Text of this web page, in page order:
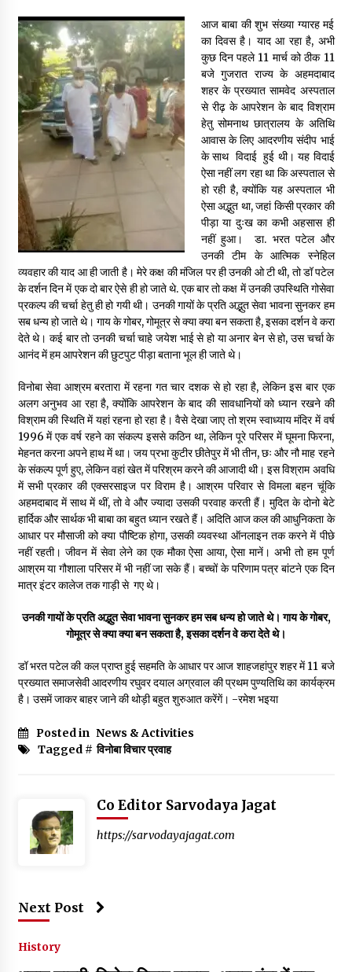
इतिहास बदलने के प्रयास का विरोध करना होगा
3 years ago
चाइनीज मस्ट गो
3 years ago
गांधी के रास्ते ही वैश्विक समस्याओं का समाधान सम्भव
3 years ago
पीवी राजगोपाल को जापान का निवानो शांति पुरस्कार
3 years ago
कैसे बचायें बच्चों का मन?
3 years ago
राष्ट्रीय आन्दोलन में भाषाओं की भूमिका पर एक जरूरी दस्तावेज
3 years ago
यह समझना ज़्यादा ज़रूरी कि किसको सत्ता में नहीं आना चाहिए
3 years ago
कुमार प्रशांत को मातृशोक
3 years ago
आज बाबा की शुभ संख्या ग्यारह मई
का दिवस है। याद आ रहा है, अभी
कुछ दिन पहले 11 मार्च को ठीक 11
बजे गुजरात राज्य के अहमदाबाद
शहर के प्रख्यात सामवेद अस्पताल
से रीढ़ के आपरेशन के बाद विश्राम
हेतु सोमनाथ छात्रालय के अतिथि
आवास के लिए आदरणीय संदीप भाई
के साथ विदाई हुई थी। यह विदाई
ऐसा नहीं लग रहा था कि अस्पताल से
हो रही है, क्योंकि यह अस्पताल भी
ऐसा अद्भुत था, जहां किसी प्रकार की
पीड़ा या दुःख का कभी अहसास ही
नहीं हुआ। डा. भरत पटेल और
उनकी टीम के आत्मिक स्नेहिल
व्यवहार की याद आ ही जाती है। मेरे कक्ष की मंजिल पर ही उनकी ओ टी थी, तो डॉ पटेल
के दर्शन दिन में एक दो बार ऐसे ही हो जाते थे. एक बार तो कक्ष में उनकी उपस्थिति गोसेवा
प्रकल्प की चर्चा हेतु ही हो गयी थी। उनकी गायों के प्रति अद्भुत सेवा भावना सुनकर हम
सब धन्य हो जाते थे। गाय के गोबर, गोमूत्र से क्या क्या बन सकता है, इसका दर्शन वे करा
देते थे। कई बार तो उनकी चर्चा चाहे जयेश भाई से हो या अनार बेन से हो, उस चर्चा के
आनंद में हम आपरेशन की छुटपुट पीड़ा बताना भूल ही जाते थे।
विनोबा सेवा आश्रम बरतारा में रहना गत चार दशक से हो रहा है, लेकिन इस बार एक
अलग अनुभव आ रहा है, क्योंकि आपरेशन के बाद की सावधानियों को ध्यान रखने की
विश्राम की स्थिति में यहां रहना हो रहा है। वैसे देखा जाए तो श्रम स्वाध्याय मंदिर में वर्ष
1996 में एक वर्ष रहने का संकल्प इससे कठिन था, लेकिन पूरे परिसर में घूमना फिरना,
मेहनत करना अपने हाथ में था। जय प्रभा कुटीर छीतेपुर में भी तीन, छः और नौ माह रहने
के संकल्प पूर्ण हुए, लेकिन वहां खेत में परिश्रम करने की आजादी थी। इस विश्राम अवधि
में सभी प्रकार की एक्सरसाइज पर विराम है। आश्रम परिवार से विमला बहन चूंकि
अहमदाबाद में साथ में थीं, तो वे और ज्यादा उसकी परवाह करती हैं। मुदित के दोनो बेटे
हार्दिक और सार्थक भी बाबा का बहुत ध्यान रखते हैं। अदिति आज कल की आधुनिकता के
आधार पर मौसाजी को क्या पौष्टिक होगा, उसकी व्यवस्था ऑनलाइन तक करने में पीछे
नहीं रहती। जीवन में सेवा लेने का एक मौका ऐसा आया, ऐसा मानें। अभी तो हम पूर्ण
आश्रम या गौशाला परिसर में भी नहीं जा सके हैं। बच्चों के परिणाम पत्र बांटने एक दिन
मात्र इंटर कालेज तक गाड़ी से गए थे।
उनकी गायों के प्रति अद्भुत सेवा भावना सुनकर हम सब धन्य हो जाते थे। गाय के गोबर,
गोमूत्र से क्या क्या बन सकता है, इसका दर्शन वे करा देते थे।
डॉ भरत पटेल की कल प्राप्त हुई सहमति के आधार पर आज शाहजहांपुर शहर में 11 बजे
प्रख्यात समाजसेवी आदरणीय रघुवर दयाल अग्रवाल की प्रथम पुण्यतिथि का कार्यक्रम
है। उसमें जाकर बाहर जाने की थोड़ी बहुत शुरुआत करेंगें। -रमेश भइया
Posted in News & Activities
Tagged # विनोबा विचार प्रवाह
Co Editor Sarvodaya Jagat
https://sarvodayajagat.com
Next Post
History